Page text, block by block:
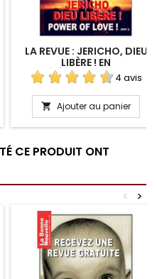
LA REVUE : JERICHO, DIEU
LIBÈRE ! EN
TÉLÉCHARGEMENT
4 avis
 Ajouter au panier
CE PRODUIT ONT
>
<